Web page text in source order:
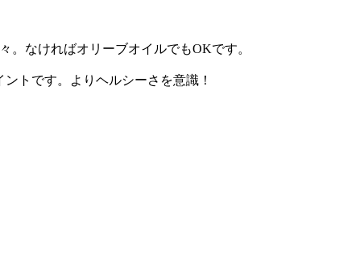
なければオリーブオイルでもOKです。
トです。よりヘルシーさを意識！